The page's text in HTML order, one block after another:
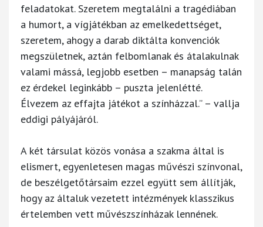
feladatokat. Szeretem megtalálni a tragédiában
a humort, a vígjátékban az emelkedettséget,
szeretem, ahogy a darab diktálta konvenciók
megszületnek, aztán felbomlanak és átalakulnak
valami mássá, legjobb esetben – manapság talán
ez érdekel leginkább – puszta jelenlétté.
Élvezem az effajta játékot a színházzal.” – vallja
eddigi pályájáról.
A két társulat közös vonása a szakma által is
elismert, egyenletesen magas művészi színvonal,
de beszélgetőtársaim ezzel együtt sem állítják,
hogy az általuk vezetett intézmények klasszikus
értelemben vett művészszínházak lennének.